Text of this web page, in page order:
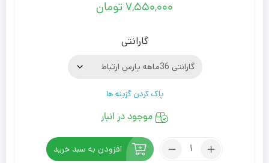
۷,۵۵۰,۰۰۰تومان
گارانتی
پاک کردن گزینه ها
موجود در انبار
تعداد:
افزودن به سبد خرید